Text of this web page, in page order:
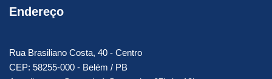
Endereço
Rua Brasiliano Costa, 40 - Centro
CEP: 58255-000 - Belém / PB